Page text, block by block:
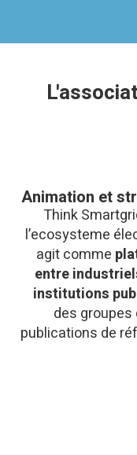
Animation et
Think
l’ecosysteme
agit comme
entre
institutions
des groupes
publications de